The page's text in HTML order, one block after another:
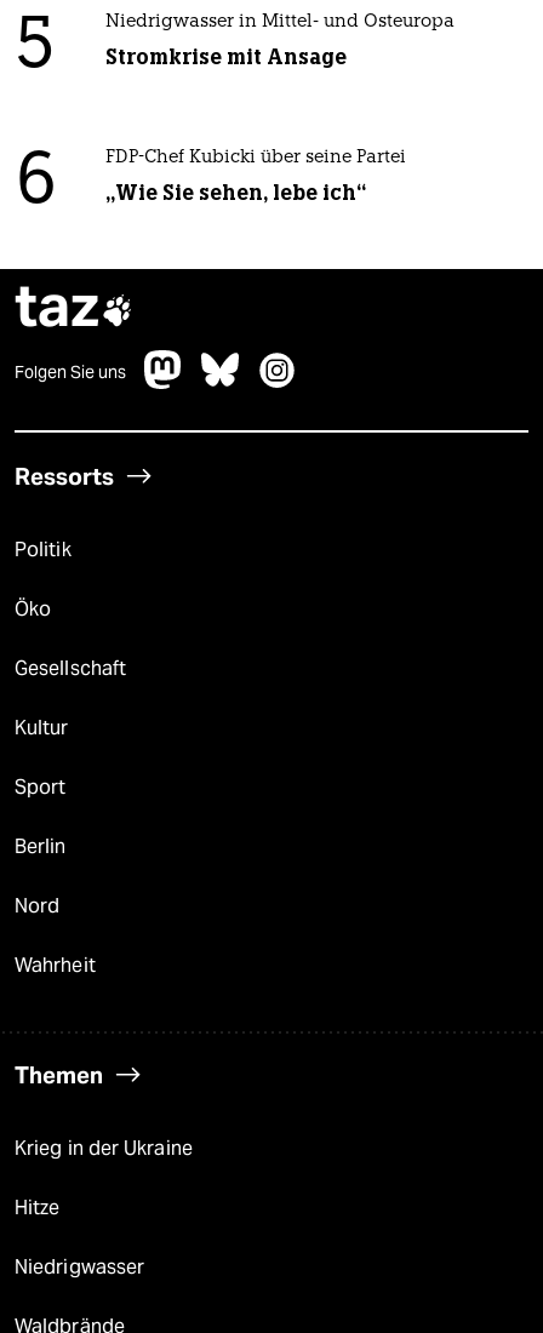
5 Niedrigwasser in Mittel- und Osteuropa
Stromkrise mit Ansage
6 FDP-Chef Kubicki über seine Partei
„Wie Sie sehen, lebe ich“
taz
Folgen Sie uns
Ressorts
Politik
Öko
Gesellschaft
Kultur
Sport
Berlin
Nord
Wahrheit
Themen
Krieg in der Ukraine
Hitze
Niedrigwasser
Waldbrände